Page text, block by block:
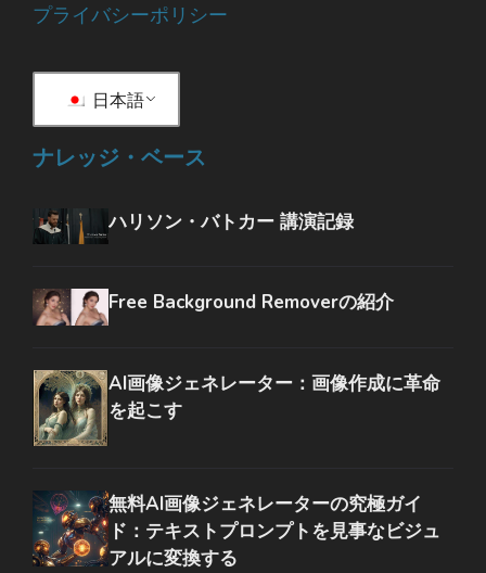
プライバシーポリシー
日本語
ナレッジ・ベース
ハリソン・バトカー 講演記録
Free Background Removerの紹介
AI画像ジェネレーター：画像作成に革命
を起こす
無料AI画像ジェネレーターの究極ガイ
ド：テキストプロンプトを見事なビジュ
アルに変換する